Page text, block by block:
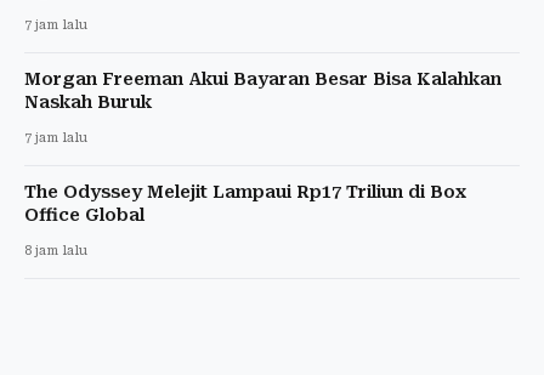
7 jam lalu
Morgan Freeman Akui Bayaran Besar Bisa Kalahkan
Naskah Buruk
7 jam lalu
The Odyssey Melejit Lampaui Rp17 Triliun di Box
Office Global
8 jam lalu